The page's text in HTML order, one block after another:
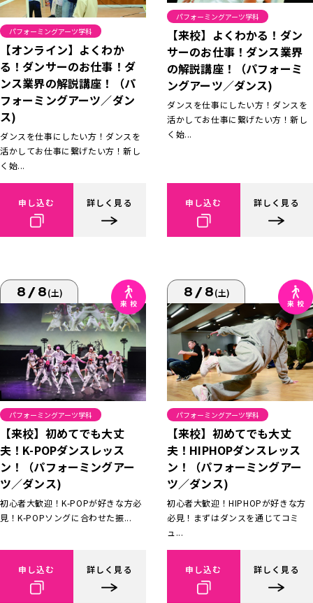
パフォーミングアーツ学科
【オンライン】よくわか
る！ダンサーのお仕事！ダ
ンス業界の解説講座！（パ
フォーミングアーツ／ダン
ス)
ダンスを仕事にしたい方！ダンスを
活かしてお仕事に繋げたい方！新し
く始...
申し込む 詳しく見る
パフォーミングアーツ学科
【来校】よくわかる！ダン
サーのお仕事！ダンス業界
の解説講座！（パフォーミ
ングアーツ／ダンス)
ダンスを仕事にしたい方！ダンスを
活かしてお仕事に繋げたい方！新し
く始...
申し込む 詳しく見る
8/8(土)
パフォーミングアーツ学科
【来校】初めてでも大丈
夫！K-POPダンスレッス
ン！（パフォーミングアー
ツ／ダンス)
初心者大歓迎！K-POPが好きな方必
見！K-POPソングに合わせた振...
申し込む 詳しく見る
8/8(土)
パフォーミングアーツ学科
【来校】初めてでも大丈
夫！HIPHOPダンスレッス
ン！（パフォーミングアー
ツ／ダンス)
初心者大歓迎！HIPHOPが好きな方
必見！まずはダンスを通じてコミ
ュ...
申し込む 詳しく見る